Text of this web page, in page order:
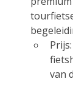
van